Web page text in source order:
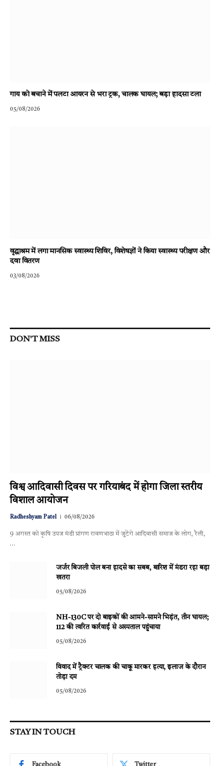
गाय को बचाने में पलटा आयरन से भरा ट्रक, चालक घायल; बड़ा हादसा टला
05/08/2026
वृद्धाश्रम में लगा मानसिक स्वास्थ्य शिविर, विशेषज्ञों ने किया स्वास्थ्य परीक्षण और
दवा वितरण
03/08/2026
DON'T MISS
विश्व आदिवासी दिवस पर गरियाबंद में होगा जिला स्तरीय
विशाल आयोजन
Radheshyam Patel 06/08/2026
9 अगस्त को कृषि उपज मंडी प्रांगण रावणभाठा में जुटेंगे आदिवासी समाज के लोग, रैली,
…
जर्जर बिजली पोल बना हादसे का सबब, बारिश में मंडरा रहा बड़ा
खतरा
05/08/2026
NH-130C पर दो बाइकों की आमने-सामने भिड़ंत, तीन घायल;
112 की त्वरित कार्रवाई से अस्पताल पहुंचाया
05/08/2026
विवाद में ट्रैक्टर चालक की चाकू मारकर हत्या, इलाज के दौरान
तोड़ा दम
05/08/2026
STAY IN TOUCH